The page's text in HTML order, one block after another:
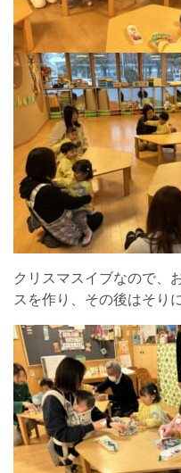
クリスマスイブなので、
スを作り、その後はそり